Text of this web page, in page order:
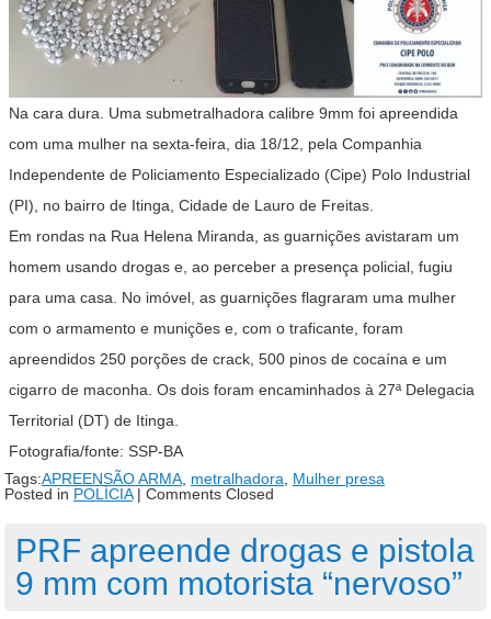
Na cara dura. Uma submetralhadora calibre 9mm foi apreendida
com uma mulher na sexta-feira, dia 18/12, pela Companhia
Independente de Policiamento Especializado (Cipe) Polo Industrial
(PI), no bairro de Itinga, Cidade de Lauro de Freitas.
Em rondas na Rua Helena Miranda, as guarnições avistaram um
homem usando drogas e, ao perceber a presença policial, fugiu
para uma casa. No imóvel, as guarnições flagraram uma mulher
com o armamento e munições e, com o traficante, foram
apreendidos 250 porções de crack, 500 pinos de cocaína e um
cigarro de maconha. Os dois foram encaminhados à 27ª Delegacia
Territorial (DT) de Itinga.
Fotografia/fonte: SSP-BA
Tags:APREENSÃO ARMA, metralhadora, Mulher presa
Posted in POLÍCIA| Comments Closed
PRF apreende drogas e pistola
9 mm com motorista “nervoso”